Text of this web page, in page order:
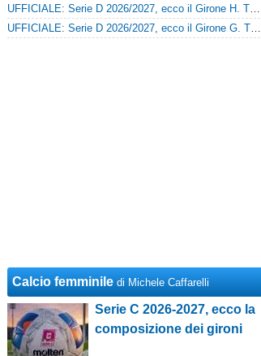
UFFICIALE: Serie D 2026/2027, ecco il Girone H. Tutte le squadre
UFFICIALE: Serie D 2026/2027, ecco il Girone G. Tutte le squadre
Calcio femminile di Michele Caffarelli
Serie C 2026-2027, ecco la
composizione dei gironi